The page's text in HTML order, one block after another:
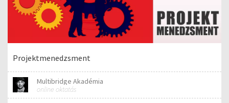
Projektmenedzsment
Multibridge Akadémia
online oktatás